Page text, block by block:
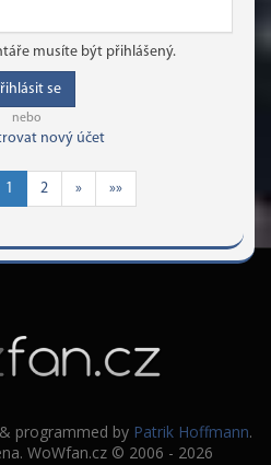
musíte být přihlášený.
se
nebo
nový účet
1 2 » »»
& programmed by Patrik Hoffmann.
WoWfan.cz © 2006 - 2026